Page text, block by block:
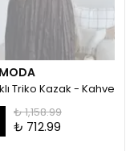
Triko Kazak - Kahve
₺ 1,158.99
₺ 712.99